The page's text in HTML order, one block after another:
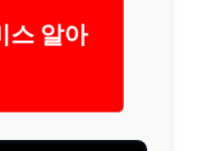
알아